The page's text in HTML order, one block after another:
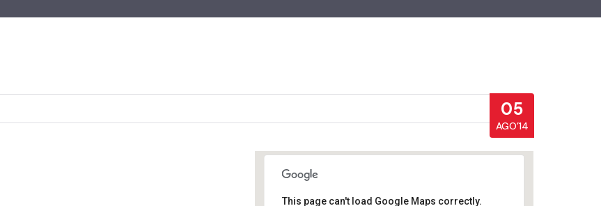
05
AGO’14
This page can't load Google Maps correctly.